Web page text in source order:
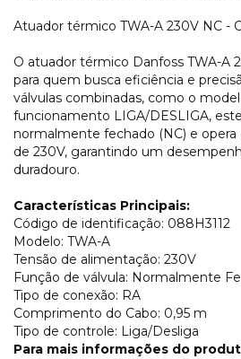
Atuador térmico TWA-A 230V NC -
O atuador térmico Danfoss TWA-A
para quem busca eficiência e
válvulas combinadas, como o
funcionamento LIGA/DESLIGA,
normalmente fechado (NC) e
de 230V, garantindo um
duradouro.
Características Principais:
Código de identificação: 088H3112
Modelo: TWA-A
Tensão de alimentação: 230V
Função de válvula: Normalmente
Tipo de conexão: RA
Comprimento do Cabo: 0,95 m
Tipo de controle: Liga/Desliga
Para mais informações do